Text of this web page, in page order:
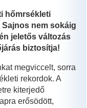
hőmrsékleti
nem sokáig
jeletős változás
biztosítja!
megviccelt, sorra
rekordok. A
kiterjedő
erősödött,